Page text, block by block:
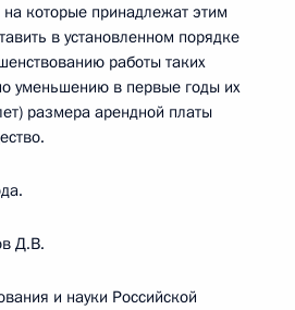
которые принадлежат этим
в установленном порядке
работы таких
уменьшению в первые годы их
размера арендной платы
Д.В.
и науки Российской